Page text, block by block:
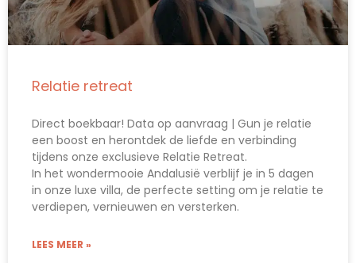
Relatie retreat
Direct boekbaar! Data op aanvraag | Gun je relatie
een boost en herontdek de liefde en verbinding
tijdens onze exclusieve Relatie Retreat.
In het wondermooie Andalusië verblijf je in 5 dagen
in onze luxe villa, de perfecte setting om je relatie te
verdiepen, vernieuwen en versterken.
LEES MEER »